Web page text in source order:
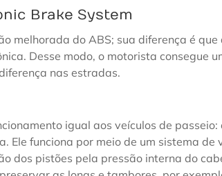
Brake System
melhorada do ABS; sua diferença é que
Desse modo, o motorista consegue
nas estradas.
igual aos veículos de
Ele funciona por meio de um sistema de
dos pistões pela pressão interna do